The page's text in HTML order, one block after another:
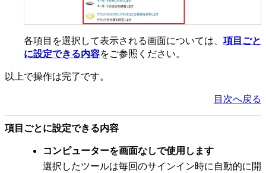
各項目を選択して表示される画面については、 項目ごと
に設定できる内容をご参照ください。
以上で操作は完了です。
目次へ戻る
項目ごとに設定できる内容
コンピューターを画面なしで使用します
選択したツールは毎回のサインイン時に自動的に開